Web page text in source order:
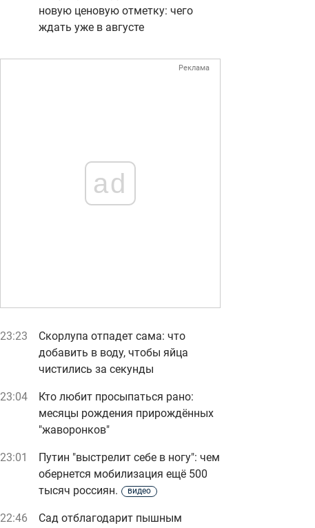
новую ценовую отметку: чего
ждать уже в августе
Реклама
ad
23:23
Скорлупа отпадет сама: что
добавить в воду, чтобы яйца
чистились за секунды
23:04
Кто любит просыпаться рано:
месяцы рождения прирождённых
"жаворонков"
23:01
Путин "выстрелит себе в ногу": чем
обернется мобилизация ещё 500
тысяч россиян.
видео
22:46 Сад отблагодарит пышным